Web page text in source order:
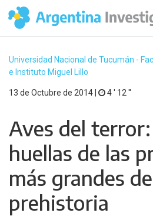
Universidad Nacional de Tucumán -
e Instituto Miguel Lillo
13 de Octubre de 2014 | 4 ′ 12 ′′
Aves del
huellas de las
más grandes
prehistoria